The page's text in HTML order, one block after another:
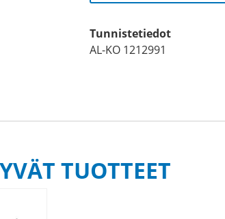
Tunnistetiedot
AL-KO 1212991
TUOTTEET